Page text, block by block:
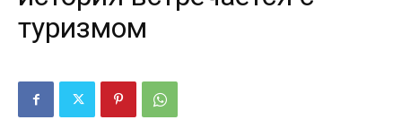
туризмом